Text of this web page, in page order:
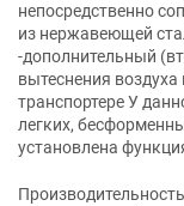
непосредственно
из нержавеющей
-дополнительный
вытеснения
транспортере У
легких,
установлена